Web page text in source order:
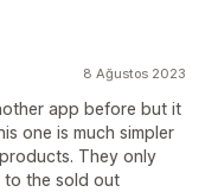
8 Ağustos 2023
app before but it
one is much simpler
They only
to the sold out